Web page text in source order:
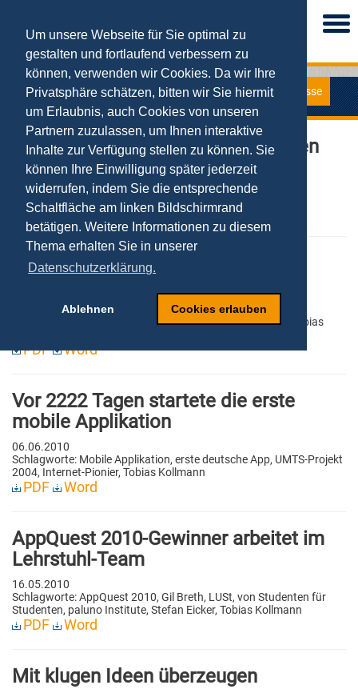
Um unsere Webseite für Sie optimal zu
gestalten und fortlaufend verbessern zu
können, verwenden wir Cookies. Da wir Ihre
Privatsphäre schätzen, bitten wir Sie hiermit
um Erlaubnis, auch Cookies von unseren
Partnern zuzulassen, um Ihnen interaktive
Inhalte zur Verfügung stellen zu können. Sie
können Ihre Einwilligung später jederzeit
widerrufen, indem Sie die entsprechende
Schaltfläche am linken Bildschirmrand
betätigen. Weitere Informationen zu diesem
Thema erhalten Sie in unserer
Datenschutzerklärung.
Ablehnen Cookies erlauben
Presse
Pressemitteilungen
Podcasts zu E-Business-Grundlagen
13.07.2010
Schlagworte: Serviceangebot für Studierende, auditive
Lehreinheiten, Tobias Kollmann
PDF Word
Mobil mit dem Prof per iPhone
21.06.2010
Schlagworte: Mobile Applikation, iPhone App, App-Store, Tobias
PDF Word
Vor 2222 Tagen startete die erste
mobile Applikation
06.06.2010
Schlagworte: Mobile Applikation, erste deutsche App, UMTS-Projekt
2004, Internet-Pionier, Tobias Kollmann
PDF Word
AppQuest 2010-Gewinner arbeitet im
Lehrstuhl-Team
16.05.2010
Schlagworte: AppQuest 2010, Gil Breth, LUSt, von Studenten für
Studenten, paluno Institute, Stefan Eicker, Tobias Kollmann
PDF Word
Mit klugen Ideen überzeugen